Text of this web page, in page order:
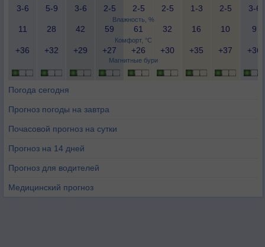
Влажность, %
Комфорт, °C
Магнитные бури
3-6
5-9
3-6
2-5
2-5
2-5
1-3
2-5
3-6
11 28 42 59 61 32 16 10 9
+36 +32 +29 +27 +26 +30 +35 +37 +36
Погода сегодня
Прогноз погоды на завтра
Почасовой прогноз на сутки
Прогноз на 14 дней
Прогноз для водителей
Медицинский прогноз